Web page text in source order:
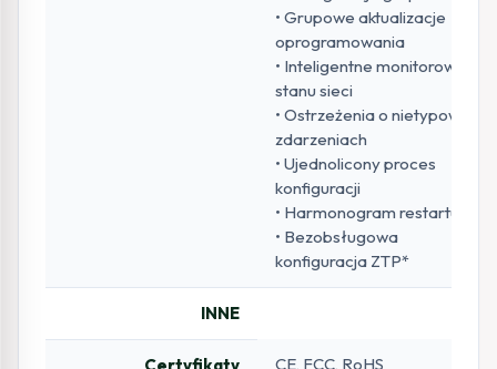
• Grupowe aktualizacje
oprogramowania
• Inteligentne monitorowanie
stanu sieci
• Ostrzeżenia o nietypowych
zdarzeniach
• Ujednolicony proces
konfiguracji
• Harmonogram restartu
• Bezobsługowa
konfiguracja ZTP*
INNE
Certyfikaty CE, FCC, RoHS